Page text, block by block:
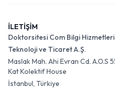
İLETİŞİM
Doktorsitesi Com Bilgi Hizmetleri
Teknoloji ve Ticaret A.Ş.
Maslak Mah. Ahi Evran Cd. A.O.S
Kat Kolektif House
İstanbul, Türkiye